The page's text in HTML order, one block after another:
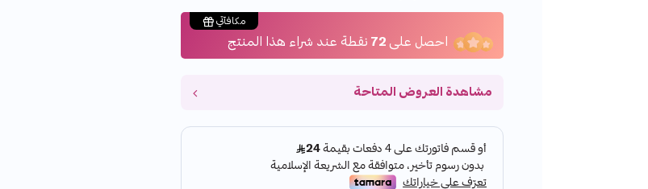
231+ بيع مؤخراً
231+ بيع مؤخراً
مكافآتي
احصل على72نقطة عند شراء هذا المنتج
مشاهدة العروض المتاحة